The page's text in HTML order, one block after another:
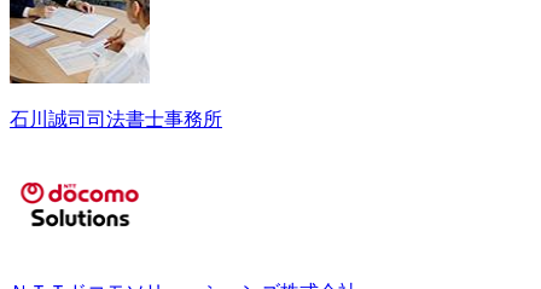
石川誠司司法書士事務所